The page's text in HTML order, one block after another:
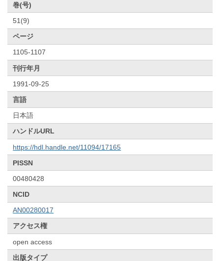
巻(号)
51(9)
ページ
1105-1107
刊行年月
1991-09-25
言語
日本語
ハンドルURL
https://hdl.handle.net/11094/17165
PISSN
00480428
NCID
AN00280017
アクセス権
open access
出版タイプ